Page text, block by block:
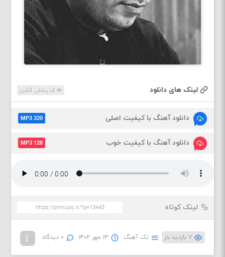
لینک های دانلود کد پخش آنلاین
دانلود آهنگ با کیفیت اصلی MP3 320
دانلود آهنگ با کیفیت خوب MP3 128
لینک کوتاه
۷ بازدید بار تک آهنگ ۱۳ مهر ۱۴۰۲ ۰ دیدگاه